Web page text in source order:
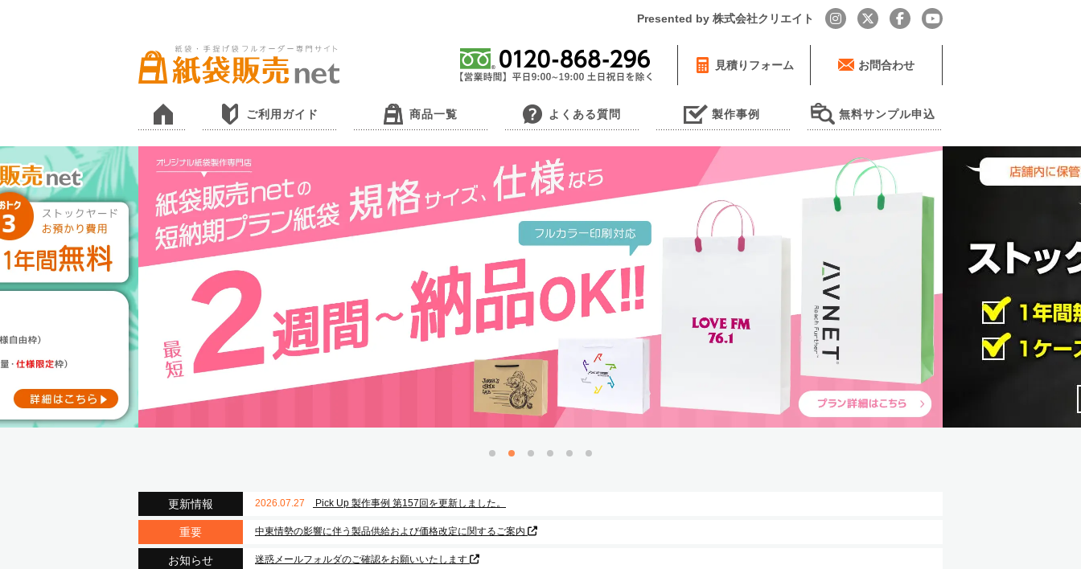
Presented by 株式会社クリエイト
見積りフォーム お問合わせ
ご利用ガイド 商品一覧 よくある質問 製作事例 無料サンプル申込
更新情報 2026.07.27 Pick Up 製作事例 第157回を更新しました。
重要 中東情勢の影響に伴う製品供給および価格改定に関するご案内
お知らせ 迷惑メールフォルダのご確認をお願いいたします